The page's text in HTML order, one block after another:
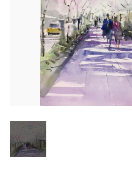
ATELIER
水彩ブログ
CONTACT
お問い合わせ